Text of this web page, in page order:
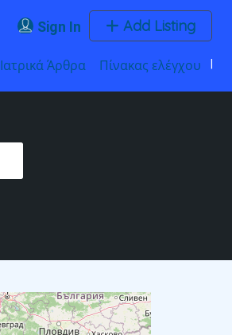
Sign In Add Listing
Ιατρικά Άρθρα Πίνακας ελέγχου